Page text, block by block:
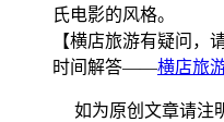
氏电影的风格。
【横店旅游有疑问，
时间解答——横店旅
如为原创文章请注